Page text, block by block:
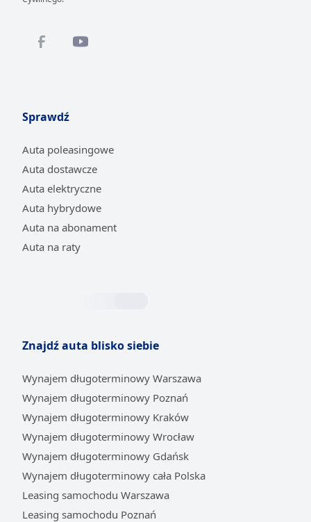
Sprawdź
Auta poleasingowe
Auta dostawcze
Auta elektryczne
Auta hybrydowe
Auta na abonament
Auta na raty
Znajdź auta blisko siebie
Wynajem długoterminowy Warszawa
Wynajem długoterminowy Poznań
Wynajem długoterminowy Kraków
Wynajem długoterminowy Wrocław
Wynajem długoterminowy Gdańsk
Wynajem długoterminowy cała Polska
Leasing samochodu Warszawa
Leasing samochodu Poznań